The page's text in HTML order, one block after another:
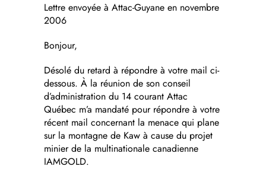
Lettre envoyée à Attac-Guyane en novembre
2006
Bonjour,
Désolé du retard à répondre à votre mail ci-
dessous. À la réunion de son conseil
d’administration du 14 courant Attac
Québec m’a mandaté pour répondre à votre
récent mail concernant la menace qui plane
sur la montagne de Kaw à cause du projet
minier de la multinationale canadienne
IAMGOLD.